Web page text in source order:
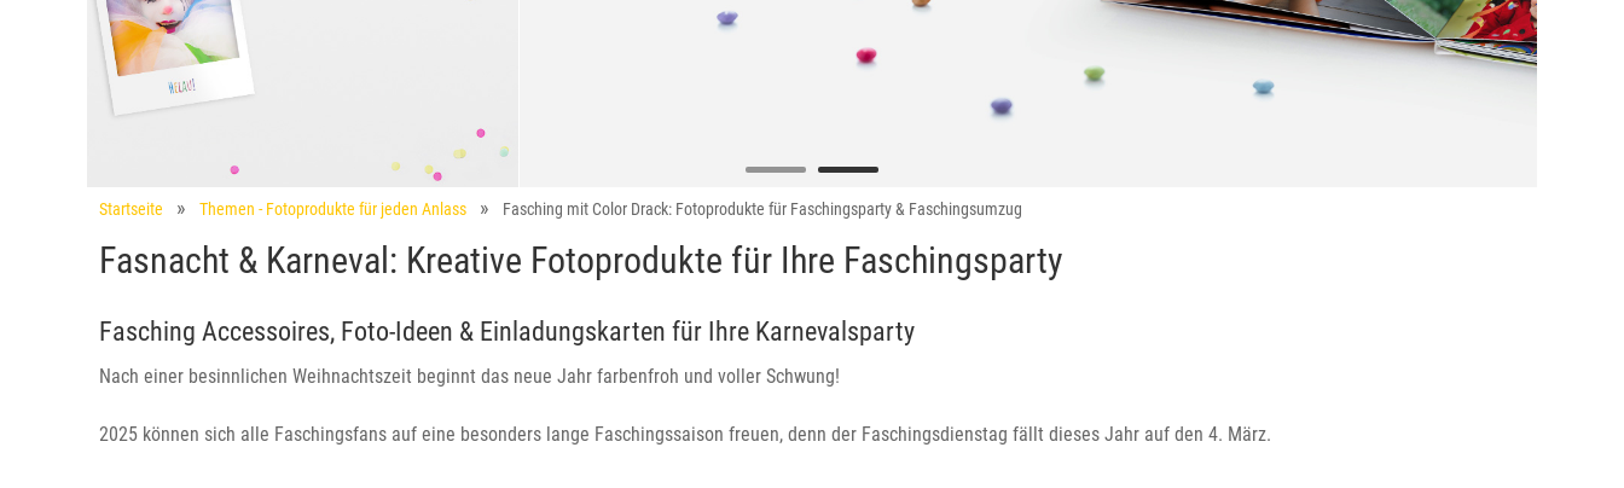
Startseite Themen - Fotoprodukte für jeden Anlass Fasching mit Color Drack: Fotoprodukte für Faschingsparty & Faschingsumzug
Fasnacht & Karneval: Kreative Fotoprodukte für Ihre Faschingsparty
Fasching Accessoires, Foto-Ideen & Einladungskarten für Ihre Karnevalsparty
Nach einer besinnlichen Weihnachtszeit beginnt das neue Jahr farbenfroh und voller Schwung!
2025 können sich alle Faschingsfans auf eine besonders lange Faschingssaison freuen, denn der Faschingsdienstag fällt dieses Jahr auf den 4. März.